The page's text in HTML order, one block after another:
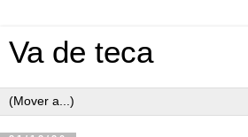
Va de teca